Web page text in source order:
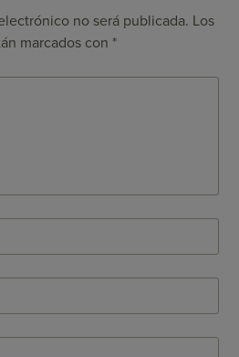
no será publicada. Los
marcados con *